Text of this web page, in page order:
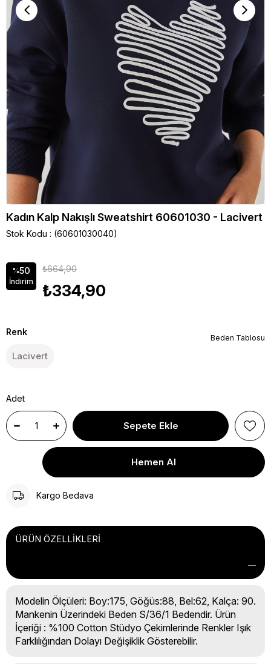
Kadın Kalp Nakışlı Sweatshirt 60601030 - Lacivert
Stok Kodu (60601030040)
%50
İndirim
₺664,90
₺334,90
Renk
Lacivert
Beden Tablosu
Adet
Kargo Bedava
ÜRÜN ÖZELLIKLERI
Modelin Ölçüleri: Boy:175, Göğüs:88, Bel:62, Kalça: 90.
Mankenin Üzerindeki Beden S/36/1 Bedendir. Ürün
İçeriği : %100 Cotton Stüdyo Çekimlerinde Renkler Işık
Farklılığından Dolayı Değişiklik Gösterebilir.